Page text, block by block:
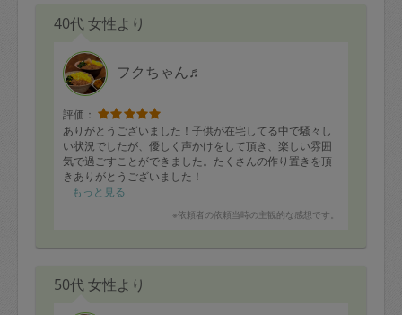
よろしくお願いいたします！
40代 女性より
フクちゃん♬
評価：
ありがとうございました！子供が在宅してる中で騒々し
い状況でしたが、優しく声かけをして頂き、楽しい雰囲
気で過ごすことができました。たくさんの作り置きを頂
きありがとうございました！
・茶碗蒸し
・ほうれん草のおひたし
・ブロッコリーサラダ
もっと見る
※依頼者の依頼当時の主観的な感想です。
50代 女性より